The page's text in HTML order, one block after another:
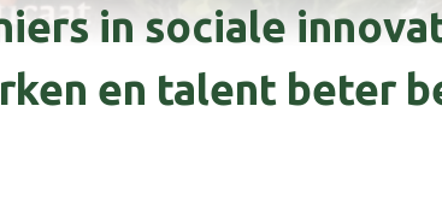
in sociale
en talent beter